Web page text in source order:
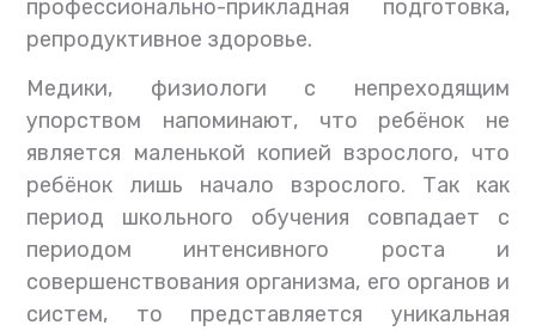
профессионально-прикладная подготовка,
репродуктивное здоровье.
Медики, физиологи с непреходящим
упорством напоминают, что ребёнок не
является маленькой копией взрослого, что
ребёнок лишь начало взрослого. Так как
период школьного обучения совпадает с
периодом интенсивного роста и
совершенствования организма, его органов и
систем, то представляется уникальная